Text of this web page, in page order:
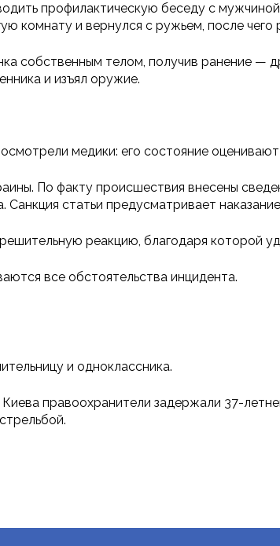
профилактическую беседу с
комнату и вернулся с ружьем, после чего
собственным телом, получив ранение —
и изъял оружие.
медики: его состояние
По факту происшествия внесены
статьи предусматривает
реакцию, благодаря которой
все обстоятельства инцидента.
и одноклассника.
правоохранители задержали 37-